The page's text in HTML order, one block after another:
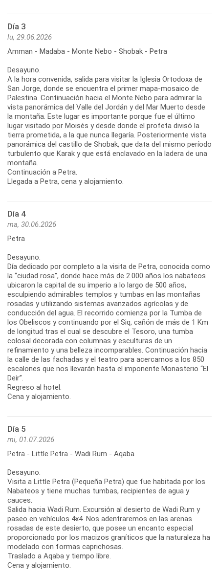
Día 3
lu, 29.06.2026
Amman - Madaba - Monte Nebo - Shobak - Petra
Desayuno.
A la hora convenida, salida para visitar la Iglesia Ortodoxa de
San Jorge, donde se encuentra el primer mapa-mosaico de
Palestina. Continuación hacia el Monte Nebo para admirar la
vista panorámica del Valle del Jordán y del Mar Muerto desde
la montaña. Este lugar es importante porque fue el último
lugar visitado por Moisés y desde donde el profeta divisó la
tierra prometida, a la que nunca llegaría. Posteriormente vista
panorámica del castillo de Shobak, que data del mismo período
turbulento que Karak y que está enclavado en la ladera de una
montaña.
Continuación a Petra.
Llegada a Petra, cena y alojamiento.
Día 4
ma, 30.06.2026
Petra
Desayuno.
Día dedicado por completo a la visita de Petra, conocida como
la “ciudad rosa”, donde hace más de 2.000 años los nabateos
ubicaron la capital de su imperio a lo largo de 500 años,
esculpiendo admirables templos y tumbas en las montañas
rosadas y utilizando sistemas avanzados agrícolas y de
conducción del agua. El recorrido comienza por la Tumba de
los Obeliscos y continuando por el Siq, cañón de más de 1 Km
de longitud tras el cual se descubre el Tesoro, una tumba
colosal decorada con columnas y esculturas de un
refinamiento y una belleza incomparables. Continuación hacia
la calle de las fachadas y el teatro para acercarnos a los 850
escalones que nos llevarán hasta el imponente Monasterio “El
Deir”.
Regreso al hotel.
Cena y alojamiento.
Día 5
mi, 01.07.2026
Petra - Little Petra - Wadi Rum - Aqaba
Desayuno.
Visita a Little Petra (Pequeña Petra) que fue habitada por los
Nabateos y tiene muchas tumbas, recipientes de agua y
cauces.
Salida hacia Wadi Rum. Excursión al desierto de Wadi Rum y
paseo en vehículos 4x4. Nos adentraremos en las arenas
rosadas de este desierto, que posee un encanto especial
proporcionado por los macizos graníticos que la naturaleza ha
modelado con formas caprichosas.
Traslado a Aqaba y tiempo libre.
Cena y alojamiento.